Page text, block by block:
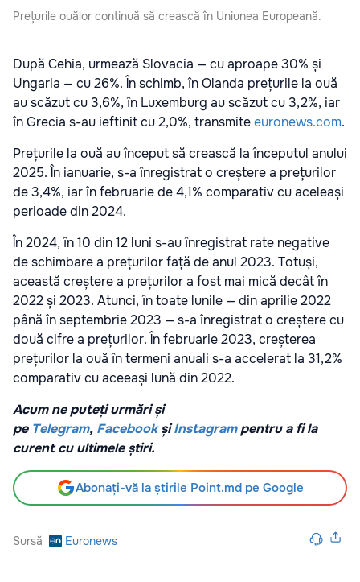
Prețurile ouălor continuă să crească în Uniunea Europeană.
După Cehia, urmează Slovacia — cu aproape 30% și
Ungaria — cu 26%. În schimb, în Olanda prețurile la ouă
au scăzut cu 3,6%, în Luxemburg au scăzut cu 3,2%, iar
în Grecia s-au ieftinit cu 2,0%, transmiteeuronews.com.
Prețurile la ouă au început să crească la începutul anului
2025. În ianuarie, s-a înregistrat o creștere a prețurilor
de 3,4%, iar în februarie de 4,1% comparativ cu aceleași
perioade din 2024.
În 2024, în 10 din 12 luni s-au înregistrat rate negative
de schimbare a prețurilor față de anul 2023. Totuși,
această creștere a prețurilor a fost mai mică decât în
2022 și 2023. Atunci, în toate lunile — din aprilie 2022
până în septembrie 2023 — s-a înregistrat o creștere cu
două cifre a prețurilor. În februarie 2023, creșterea
prețurilor la ouă în termeni anuali s-a accelerat la 31,2%
comparativ cu aceeași lună din 2022.
Acum ne puteți urmări și
pe Telegram, Facebook șiInstagrampentru a fi la
curent cu ultimele știri.
Abonați-vă la știrile Point.md pe Google
Sursă Euronews